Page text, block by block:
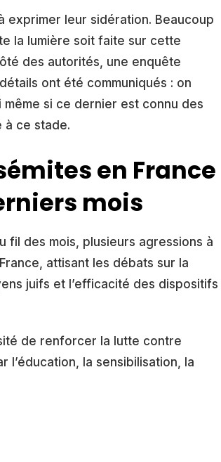
exprimer leur sidération. Beaucoup
la lumière soit faite sur cette
des autorités, une enquête
ont été communiqués : on
même si ce dernier est connu des
à ce stade.
en France
mois
fil des mois, plusieurs agressions à
attisant les débats sur la
juifs et l’efficacité des dispositifs
de renforcer la lutte contre
l’éducation, la sensibilisation, la